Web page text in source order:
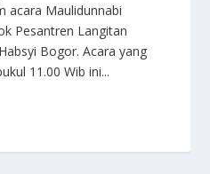
acara Maulidunnabi
Pesantren Langitan
Bogor. Acara yang
11.00 Wib ini...